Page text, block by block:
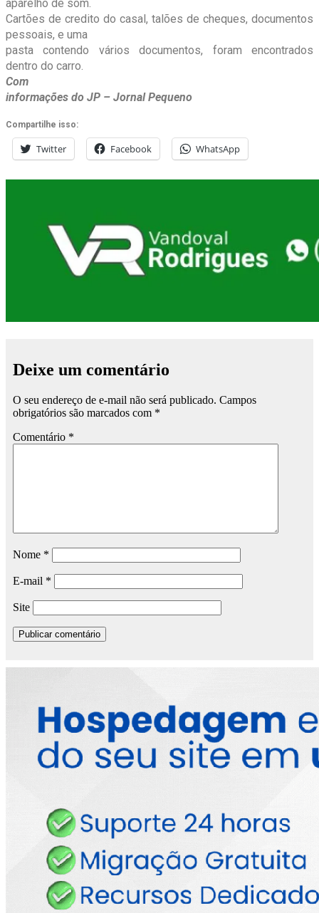
aparelho de som.
Cartões de credito do casal, talões de cheques, documentos
pessoais, e uma
pasta contendo vários documentos, foram encontrados
dentro do carro.
Com
informações do JP – Jornal Pequeno
Compartilhe isso:
Twitter Facebook WhatsApp
Deixe um comentário
O seu endereço de e-mail não será publicado. Campos
obrigatórios são marcados com *
Comentário *
Nome *
E-mail *
Site